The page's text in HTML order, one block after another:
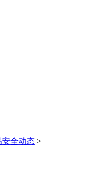
安全动态 >